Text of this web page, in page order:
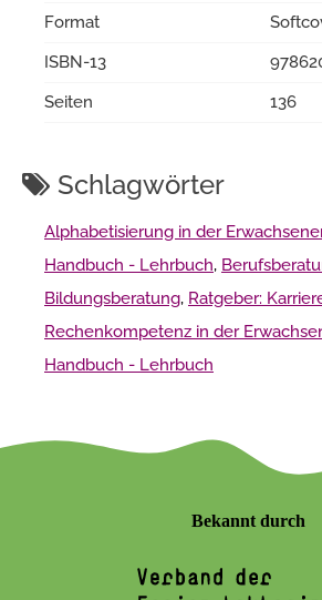
Format
ISBN-13
Seiten
136
Schlagwörter
Alphabetisierung in der
Handbuch - Lehrbuch,
Bildungsberatung, Ratgeber:
Rechenkompetenz in der
Handbuch - Lehrbuch
Bekannt durch